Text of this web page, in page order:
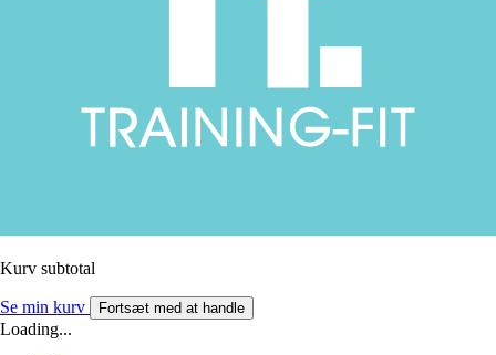
Kurv subtotal
Se min kurv Fortsæt med at handle
Loading...